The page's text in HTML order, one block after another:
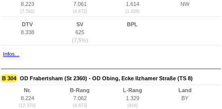
8.223
(7.591)
7.061
(4.672)
1.614
(1.029)
NW
DTV
8.338
SV
625
(7,5%)
BPL
Infos...
B 304 OD Frabertsham (St 2360) - OD Obing, Ecke Ilzhamer Straße (TS 8)
Nr.
8.224
(12.370)
B-Rang
7.062
(4.673)
L-Rang
1.329
(916)
Land
BY